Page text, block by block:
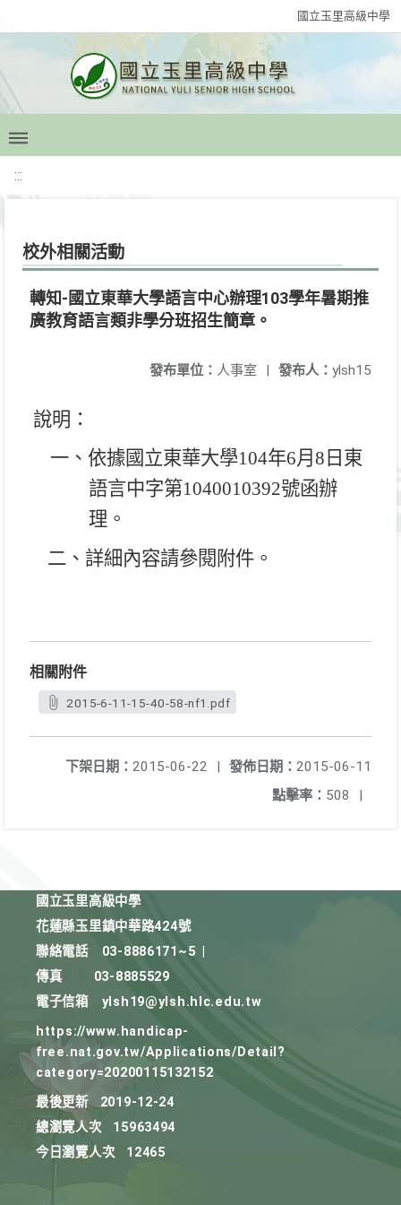
國立玉里高級中學
:::
校外相關活動
轉知-國立東華大學語言中心辦理103學年暑期推
廣教育語言類非學分班招生簡章。
發布人： ylsh15
發布單位： 人事室 |
說明：
一、依據國立東華大學104年6月8 日東
語言中字第1040010392號函辦
理。
二、詳細內容請參閱附件。
相關附件
2015-6-11-15-40-58-nf1.pdf
發佈日期： 2015-06-11
下架日期： 2015-06-22
|
點擊率： 508 |
國立玉里高級中學
花蓮縣玉里鎮中華路424號
聯絡電話
03-8886171~5
傳真
03-8885529
電子信箱
ylsh19@ylsh.hlc.edu.tw
https://www.handicap-
free.nat.gov.tw/Applications/Detail?
category=20200115132152
最後更新
2019-12-24
總瀏覽人次
15963494
今日瀏覽人次
12465